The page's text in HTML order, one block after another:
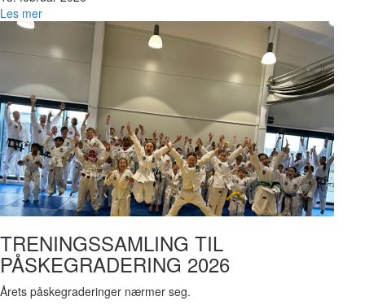
Les mer
Bilde
TRENINGSSAMLING TIL
PÅSKEGRADERING 2026
Årets påskegraderinger nærmer seg.